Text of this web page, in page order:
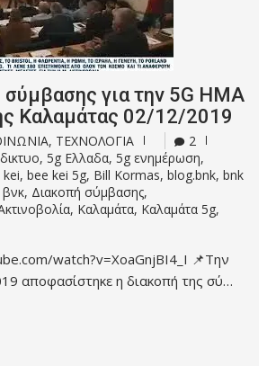
σύμβασης για την 5G ΗΜΑ
Καλαμάτας 02/12/2019
, ΤΕΧΝΟΛΟΓΙΑ
2
,5g Ελλαδα,5g ενημέρωση,
kei,bee kei 5g, Bill Kormas,blog.bnk,bnk
βνκ, Διακοπή σύμβασης,
, Καλαμάτα, Καλαμάτα 5g,
watch?v=XoaGnjBI4_I 📌Την
αποφασίστηκε η διακοπή της σύ…